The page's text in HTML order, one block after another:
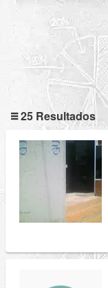
25 Resultados